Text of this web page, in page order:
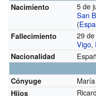
Nacimiento
5 de
San
(
Fallecimiento
29
Vigo,
Nacionalidad
Cónyuge
Hijos